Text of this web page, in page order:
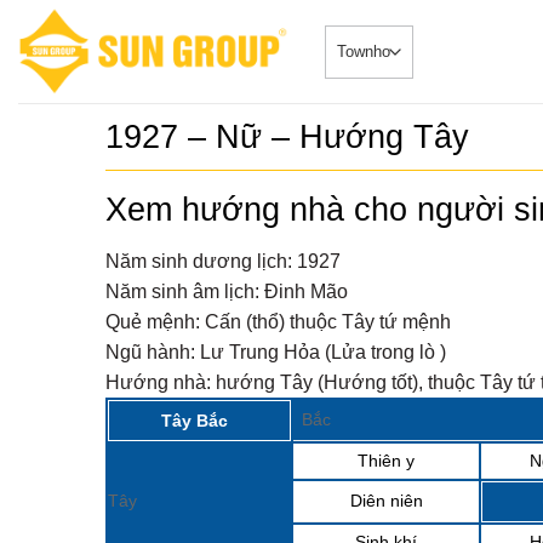
content
1927 – Nữ – Hướng Tây
Xem hướng nhà cho người
Năm sinh dương lịch: 1927
Năm sinh âm lịch: Đinh Mão
Quẻ mệnh: Cấn (thổ) thuộc Tây tứ mệnh
Ngũ hành: Lư Trung Hỏa (Lửa trong lò )
Hướng nhà: hướng Tây (Hướng tốt), thuộc Tây tứ
Tây Bắc Bắc
Tây
Thiên y
Diên niên
duy nhất
đẳng cấp
Căn HộDự
SONATA –
𝐓𝐇𝐀́𝐍𝐆 𝟖
7
Sở hữu
Nhà phố
Tin Tức
8
Sun
nhật
Tin Tức